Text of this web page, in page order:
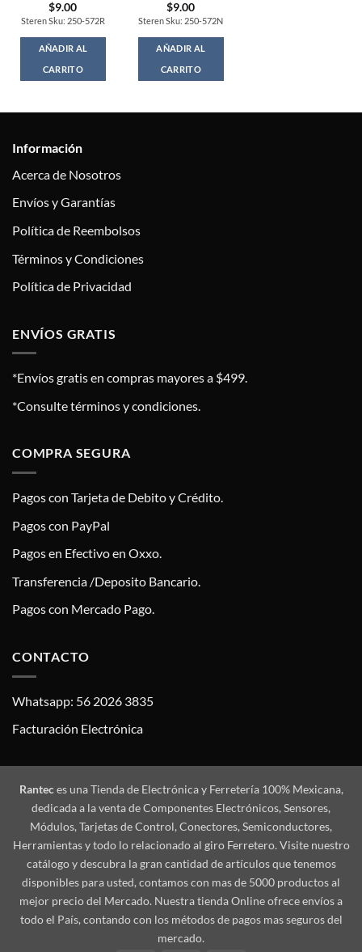
$9.00
Steren Sku: 250-572R
AÑADIR AL
CARRITO
$9.00
Steren Sku: 250-572N
AÑADIR AL
CARRITO
Información
Acerca de Nosotros
Envíos y Garantías
Política de Reembolsos
Términos y Condiciones
Política de Privacidad
ENVÍOS GRATIS
*Envíos gratis en compras mayores a $499.
*Consulte términos y condiciones.
COMPRA SEGURA
Pagos con Tarjeta de Debito y Crédito.
Pagos con PayPal
Pagos en Efectivo en Oxxo.
Transferencia /Deposito Bancario.
Pagos con Mercado Pago.
CONTACTO
Whatsapp: 56 2026 3835
Facturación Electrónica
Ranteces una Tienda de Electrónica y Ferretería 100% Mexicana,
dedicada a la venta de Componentes Electrónicos, Sensores,
Módulos, Tarjetas de Control, Conectores, Semiconductores,
Herramientas y todo lo relacionado al giro Ferretero. Visite nuestro
catálogo y descubra la gran cantidad de artículos que tenemos
disponibles para usted, contamos con mas de 5000 productos al
mejor precio del Mercado. Nuestra tienda Online ofrece envíos a
todo el País, contando con los métodos de pagos mas seguros del
mercado.